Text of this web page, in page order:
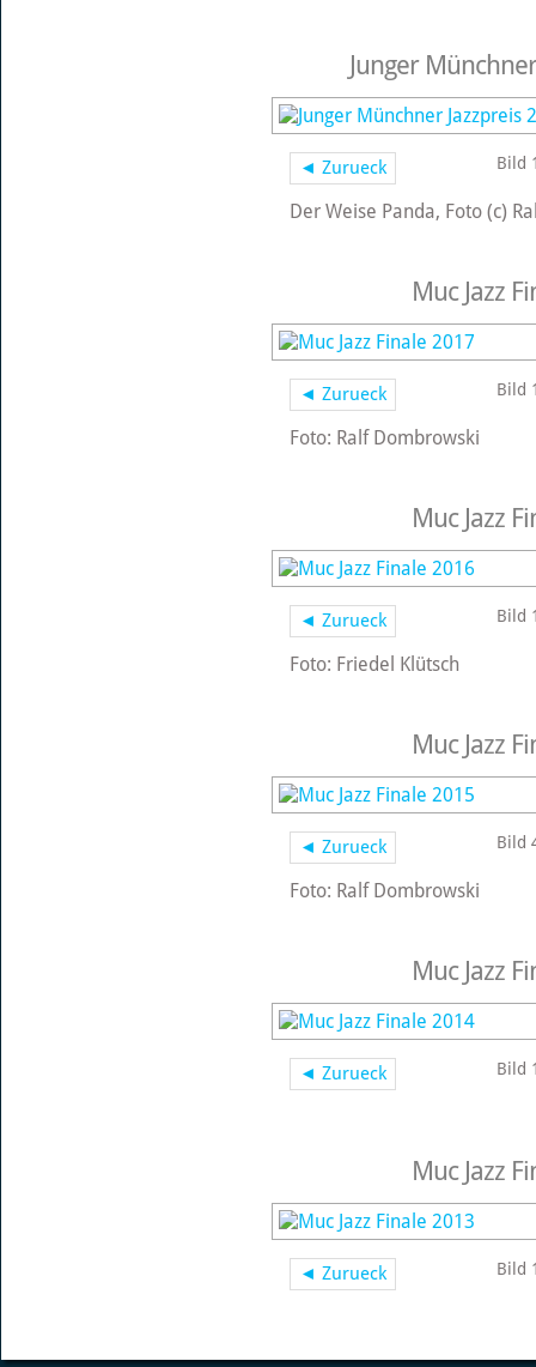
Junger
◄ Zurueck Bild
Der Weise Panda, Foto (c)
Muc Jazz
◄ Zurueck Bild
Foto: Ralf Dombrowski
Muc Jazz
◄ Zurueck Bild
Foto: Friedel Klütsch
Muc Jazz
◄ Zurueck Bild
Foto: Ralf Dombrowski
Muc Jazz
◄ Zurueck Bild
Muc Jazz
◄ Zurueck Bild